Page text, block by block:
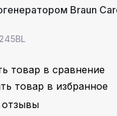
Braun
товар в сравнение
товар в избранное
отзывы